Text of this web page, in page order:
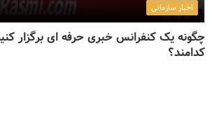
اخبار سازمانی
چگونه یک کنفرانس خبری حرفه ای برگزار
کدامند؟